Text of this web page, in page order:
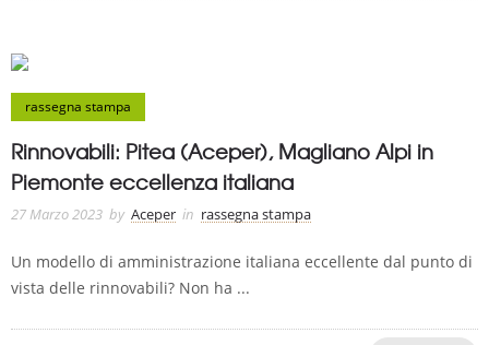
rassegna stampa
Rinnovabili: Pitea (Aceper), Magliano Alpi in
Piemonte eccellenza italiana
27 Marzo 2023 by Aceper in rassegna stampa
Un modello di amministrazione italiana eccellente dal punto di
vista delle rinnovabili? Non ha ...